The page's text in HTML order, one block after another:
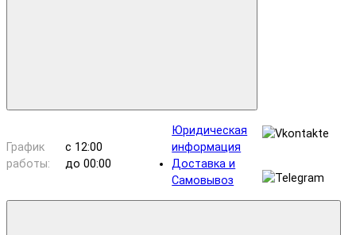
График
работы:
с 12:00
до 00:00
Юридическая
информация
Доставка и
Самовывоз